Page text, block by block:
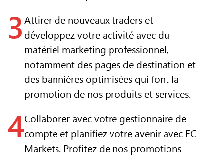
3Attirer de nouveaux traders et
développez votre activité avec du
matériel marketing professionnel,
notamment des pages de destination et
des bannières optimisées qui font la
promotion de nos produits et services.
4Collaborer avec votre gestionnaire de
compte et planifiez votre avenir avec EC
Markets. Profitez de nos promotions